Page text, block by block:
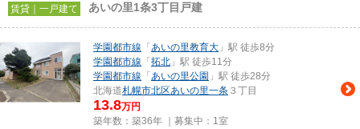
賃貸｜一戸建て あいの里1条3丁目戸建
学園都市線 「 あいの里教育大 」駅 徒歩8分
学園都市線 「 拓北 」駅 徒歩11分
学園都市線 「 あいの里公園 」駅 徒歩28分
北海道札幌市北区あいの里一条 ３丁目
13.8万円
築年数：築36年 ｜募集中： 1室